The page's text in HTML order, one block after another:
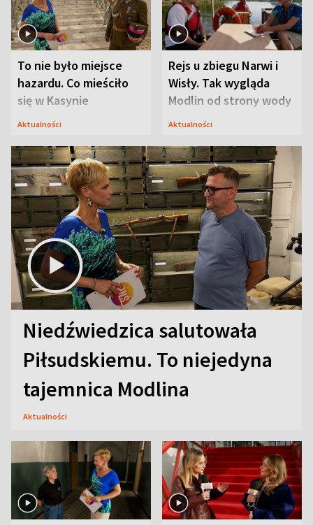
To nie było miejsce
hazardu. Co mieściło
się w Kasynie
Oficerskim?
Aktualności
Rejs u zbiegu Narwi i
Wisły. Tak wygląda
Modlin od strony wody
Aktualności
Niedźwiedzica salutowała
Piłsudskiemu. To niejedyna
tajemnica Modlina
Aktualności